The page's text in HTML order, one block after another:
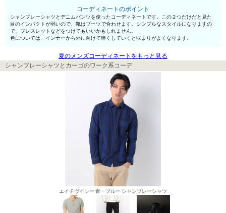
コーディネートのポイント
シャンブレーシャツとデニムパンツを使ったコーディネートです。この２つだけだと見た
目のインパクトが弱いので、靴はブーツで合わせます。シンプルなスタイルになりますの
で、ブレスレットなどをつけてもいいかもしれません。
色については、インナーから外に向けて暗くしていくと収まりがよくなります。
夏のメンズコーディネートをもっと見る
シャンブレーシャツとカーゴのワーク系コーデ
エイチヴイシー 青・ブルー シャンブレーシャツ